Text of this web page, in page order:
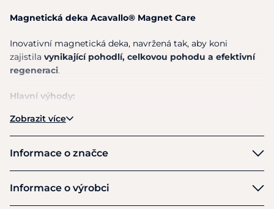
Magnetická deka Acavallo® Magnet Care
Inovativní magnetická deka, navržená tak, aby koni
zajistila vynikající pohodlí, celkovou pohodu a efektivní
regeneraci.
Hlavní výhody:
Stimuluje krevní oběh
regenerační procesy
Snižuje bolest, otoky a záněty
Zvyšuje komfort
Zobrazit více
Informace o značce
Informace o výrobci